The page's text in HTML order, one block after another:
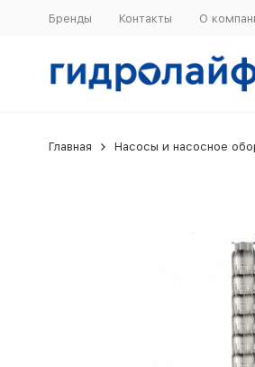
Бренды Контакты О
Главная Насосы и насосное